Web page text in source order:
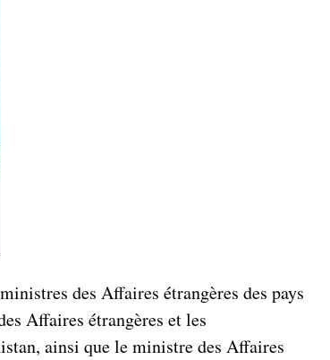
des Affaires étrangères des pays
Affaires étrangères et les
ainsi que le ministre des Affaires